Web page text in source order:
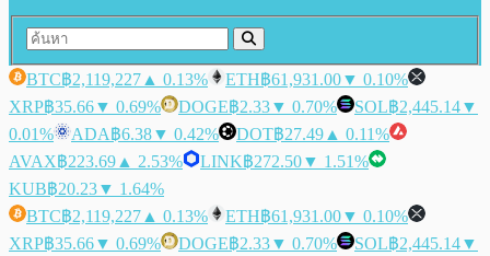
BTC฿2,119,227 ▲ 0.13% ETH฿61,931.00▼ 0.10%
XRP฿35.66▼ 0.69% DOGE฿2.33▼ 0.70% SOL฿2,445.14▼
0.01%
ADA฿6.38▼ 0.42% DOT฿27.49 ▲ 0.11%
AVAX฿223.69 ▲ 2.53% LINK฿272.50▼ 1.51%
KUB฿20.23▼ 1.64%
BTC฿2,119,227 ▲ 0.13% ETH฿61,931.00▼ 0.10%
XRP฿35.66▼ 0.69% DOGE฿2.33▼ 0.70% SOL฿2,445.14▼